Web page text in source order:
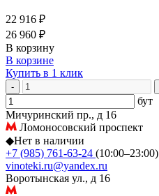
22 916 ₽
26 960 ₽
В корзину
В корзине
Купить в 1 клик
-
бут
Мичуринский пр., д 16
Ломоносовский проспект
◆Нет в наличии
+7 (985) 761-63-24 (10:00–23:00)
vinoteki.ru@yandex.ru
Воротынская ул., д 16